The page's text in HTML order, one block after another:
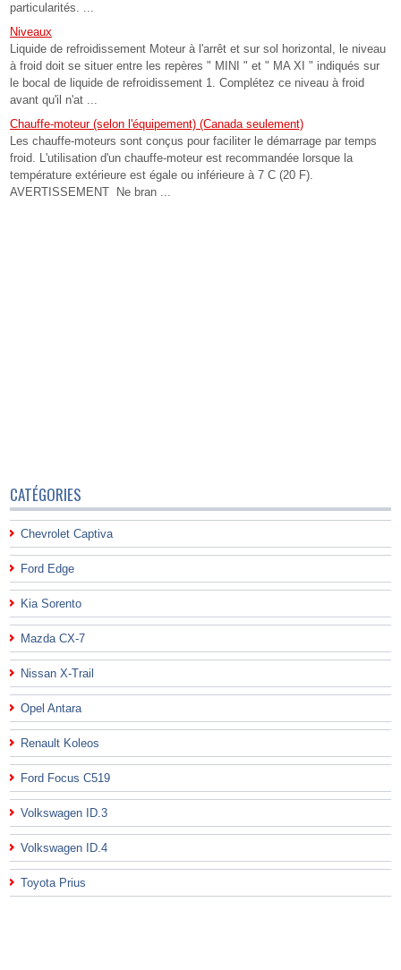
particularités. ...
Niveaux
Liquide de refroidissement Moteur à l'arrêt et sur sol horizontal, le niveau
à froid doit se situer entre les repères " MINI " et " MA XI " indiqués sur
le bocal de liquide de refroidissement 1. Complétez ce niveau à froid
avant qu'il n'at ...
Chauffe-moteur (selon l'équipement) (Canada seulement)
Les chauffe-moteurs sont conçus pour faciliter le démarrage par temps
froid. L'utilisation d'un chauffe-moteur est recommandée lorsque la
température extérieure est égale ou inférieure à 7 C (20 F).
AVERTISSEMENT Ne bran ...
CATÉGORIES
Chevrolet Captiva
Ford Edge
Kia Sorento
Mazda CX-7
Nissan X-Trail
Opel Antara
Renault Koleos
Ford Focus C519
Volkswagen ID.3
Volkswagen ID.4
Toyota Prius